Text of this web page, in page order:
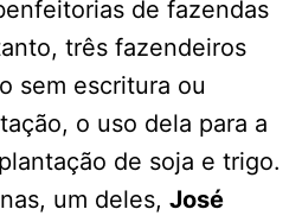
de fazendas
três fazendeiros
sem escritura ou
o uso dela para a
de soja e trigo.
um deles, José